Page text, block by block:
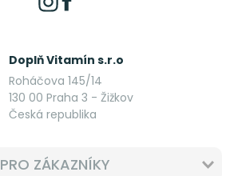
Doplň Vitamín s.r.o
Roháčova 145/14
130 00 Praha 3 - Žižkov
Česká republika
PRO ZÁKAZNÍKY